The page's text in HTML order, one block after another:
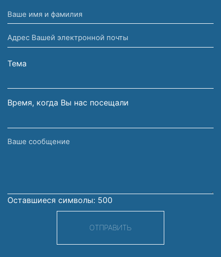
Ваше
имя
и
фамилия
Адрес
Вашей
электронной
Тема
Время, когда Вы нас посещали
Ваше
Оставшиеся символы: 500
ОТПРАВИТЬ